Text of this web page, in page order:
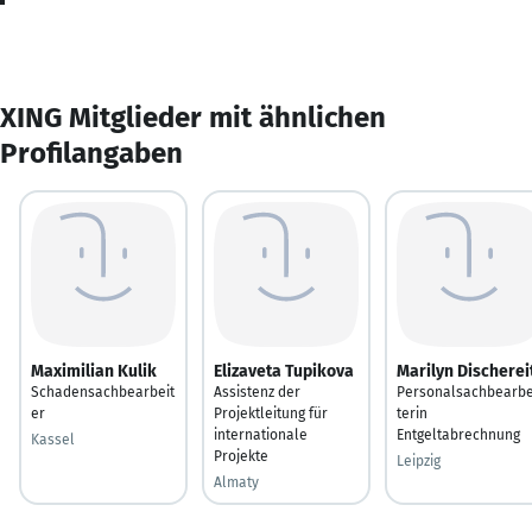
XING Mitglieder mit ähnlichen
Profilangaben
Maximilian Kulik
Schadensachbearbeit
er
Kassel
Elizaveta Tupikova
Assistenz der
Projektleitung für
internationale
Projekte
Almaty
Marilyn
terin
Entgeltabrechnung
Leipzig